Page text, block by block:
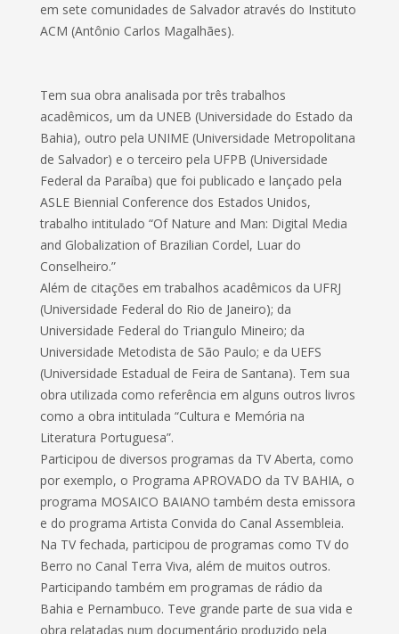
em sete comunidades de Salvador através do Instituto
ACM (Antônio Carlos Magalhães).
Tem sua obra analisada por três trabalhos
acadêmicos, um da UNEB (Universidade do Estado da
Bahia), outro pela UNIME (Universidade Metropolitana
de Salvador) e o terceiro pela UFPB (Universidade
Federal da Paraíba) que foi publicado e lançado pela
ASLE Biennial Conference dos Estados Unidos,
trabalho intitulado “Of Nature and Man: Digital Media
and Globalization of Brazilian Cordel, Luar do
Conselheiro.”
Além de citações em trabalhos acadêmicos da UFRJ
(Universidade Federal do Rio de Janeiro); da
Universidade Federal do Triangulo Mineiro; da
Universidade Metodista de São Paulo; e da UEFS
(Universidade Estadual de Feira de Santana). Tem sua
obra utilizada como referência em alguns outros livros
como a obra intitulada “Cultura e Memória na
Literatura Portuguesa”.
Participou de diversos programas da TV Aberta, como
por exemplo, o Programa APROVADO da TV BAHIA, o
programa MOSAICO BAIANO também desta emissora
e do programa Artista Convida do Canal Assembleia.
Na TV fechada, participou de programas como TV do
Berro no Canal Terra Viva, além de muitos outros.
Participando também em programas de rádio da
Bahia e Pernambuco. Teve grande parte de sua vida e
obra relatadas num documentário produzido pela